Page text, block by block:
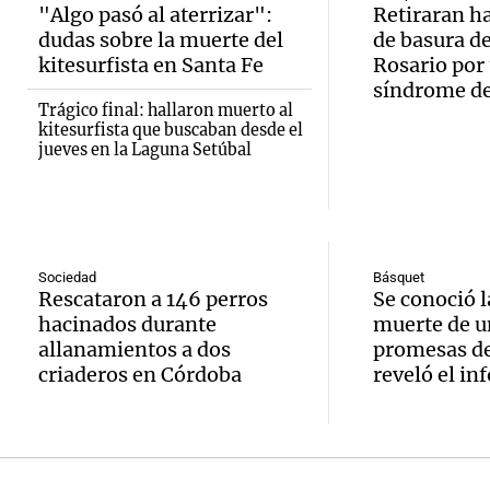
Panorama
Episodios
relato
Greco
de
para
Audio.
inicia
para
nuevos
casa
para
Audio.
"Algo pasó al aterrizar":
dudas sobre la muerte del
kitesurfista en Santa Fe
Trágico final: hallaron muerto al
kitesurfista que buscaban desde el
jueves en la Laguna Setúbal
Retiraran
de basura
Rosario por
síndrome
Sociedad
Rescataron a 146 perros
hacinados durante
allanamientos a dos
criaderos en Córdoba
Básquet
Se conoció
muerte de
promesas
reveló el